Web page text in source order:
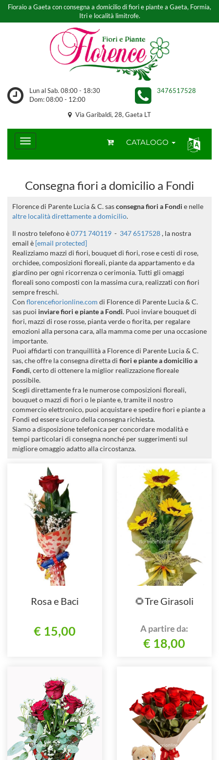
Fioraio a Gaeta con consegna a domicilio di fiori e piante a Gaeta, Formia,
Itri e località limitrofe.
Lun al Sab. 08:00 - 18:30
Dom: 08:00 - 12:00
3476517528
Via Garibaldi, 28, Gaeta LT
CATALOGO
Consegna fiori a domicilio a Fondi
Florence di Parente Lucia & C. sasconsegna fiori a Fondi e nelle
altre località direttamente a domicilio.
Il nostro telefono è0771 740119 - 347 6517528, la nostra
email è [email protected]
Realizziamo mazzi di fiori, bouquet di fiori, rose e cesti di rose,
orchidee, composizioni floreali, piante da appartamento e da
giardino per ogni ricorrenza o cerimonia. Tutti gli omaggi
floreali sono composti con la massima cura, realizzati con fiori
sempre freschi.
Con florencefiorionline.com di Florence di Parente Lucia & C.
sas puoi inviare fiori e piante a Fondi. Puoi inviare bouquet di
fiori, mazzi di rose rosse, pianta verde o fiorita, per regalare
emozioni alla persona cara, alla mamma come per una occasione
importante.
Puoi affidarti con tranquillità a Florence di Parente Lucia & C.
sas, che offre la consegna diretta di fiori e piante a domicilio a
Fondi, certo di ottenere la miglior realizzazione floreale
possibile.
Scegli direttamente fra le numerose composizioni floreali,
bouquet o mazzi di fiori o le piante e, tramite il nostro
commercio elettronico, puoi acquistare e spedire fiori e piante a
Fondi ed essere sicuro della consegna richiesta.
Siamo a disposizione telefonica per concordare modalità e
tempi particolari di consegna nonché per suggerimenti sul
migliore omaggio adatto alla circostanza.
Rosa e Baci
€ 15,00
🌻Tre Girasoli
A partire da:
€ 18,00